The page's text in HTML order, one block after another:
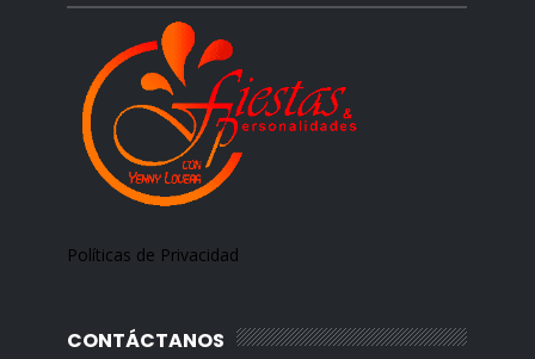
Políticas de Privacidad
CONTÁCTANOS